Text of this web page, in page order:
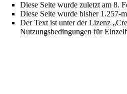
Diese Seite wurde zuletzt am 8.
Diese Seite wurde bisher 1.257-
Der Text ist unter der Lizenz
Nutzungsbedingungen für